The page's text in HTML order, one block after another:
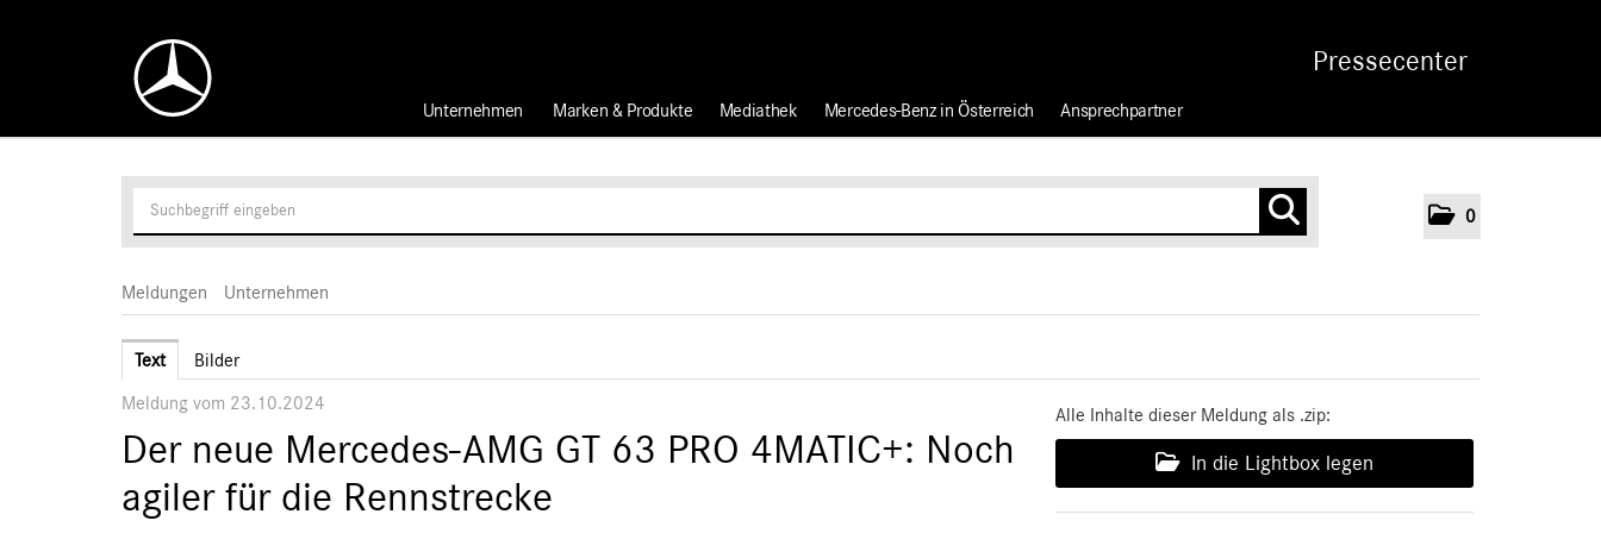
Pressecenter
0
Unternehmen Marken & Produkte Mediathek Mercedes-Benz in Österreich Ansprechpartner
Meldungen Unternehmen
Text Bilder
Meldung vom 23.10.2024
Der neue Mercedes-AMG GT 63 PRO 4MATIC+: Noch
agiler für die Rennstrecke
Alle Inhalte dieser Meldung als .zip:
In die Lightbox legen